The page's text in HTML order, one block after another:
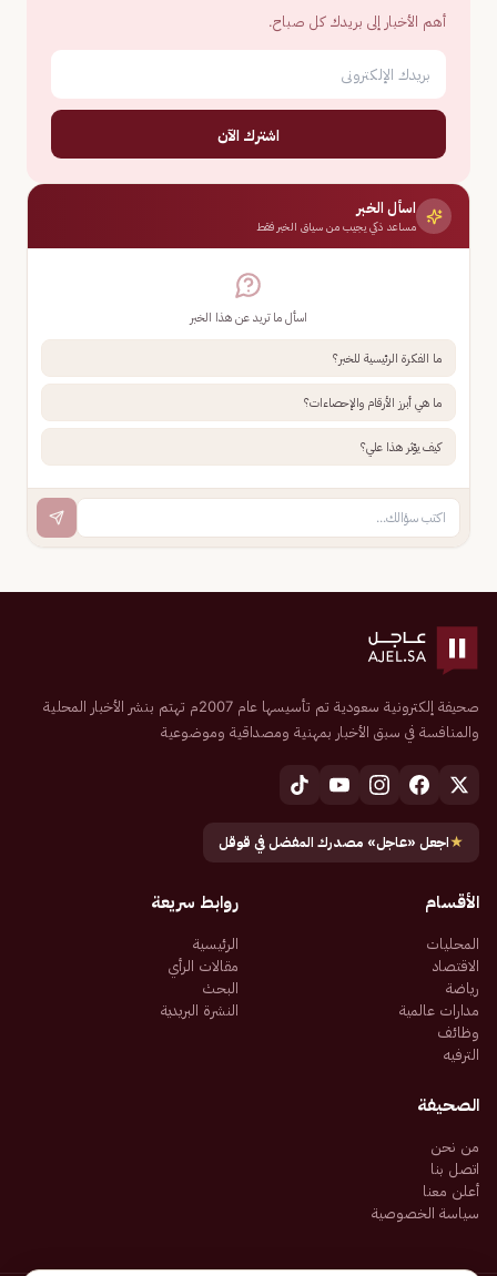
أهم الأخبار إلى بريدك كل صباح.
اشترك الآن
اسأل الخبر
مساعد ذكي يجيب من سياق الخبر فقط
اسأل ما تريد عن هذا الخبر
ما الفكرة الرئيسية للخبر؟
ما هي أبرز الأرقام والإحصاءات؟
كيف يؤثر هذا علي؟
صحيفة إلكترونية سعودية تم تأسيسها عام 2007م تهتم بنشر الأخبار المحلية
والمنافسة في سبق الأخبار بمهنية ومصداقية وموضوعية
★اجعل «عاجل» مصدرك المفضل في قوقل
الأقسام
المحليات
الاقتصاد
رياضة
مدارات عالمية
وظائف
الترفيه
روابط سريعة
الرئيسية
مقالات الرأي
البحث
النشرة البريدية
الصحيفة
من نحن
اتصل بنا
أعلن معنا
سياسة الخصوصية